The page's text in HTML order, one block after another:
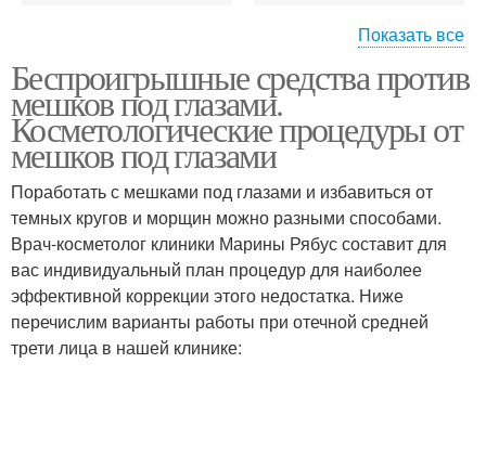
Народное средство Таблетки от мешков
Мешки под глазами
Показать все
Беспроигрышные средства против
мешков под глазами.
Косметологические процедуры от
мешков под глазами
Поработать с мешками под глазами и избавиться от
темных кругов и морщин можно разными способами.
Врач-косметолог клиники Марины Рябус составит для
вас индивидуальный план процедур для наиболее
эффективной коррекции этого недостатка. Ниже
перечислим варианты работы при отечной средней
трети лица в нашей клинике: